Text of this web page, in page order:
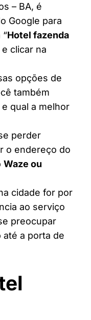
– BA, é
Google para
Hotel fazenda
e clicar na
opções de
também
qual a melhor
perder
o endereço do
Waze ou
cidade for por
ao serviço
preocupar
a porta de